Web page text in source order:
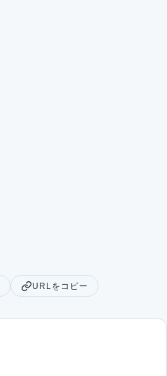
URLをコピー